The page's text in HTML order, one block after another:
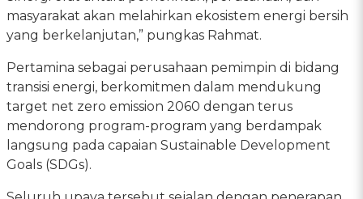
masyarakat akan melahirkan ekosistem energi bersih
yang berkelanjutan,” pungkas Rahmat.
Pertamina sebagai perusahaan pemimpin di bidang
transisi energi, berkomitmen dalam mendukung
target net zero emission 2060 dengan terus
mendorong program-program yang berdampak
langsung pada capaian Sustainable Development
Goals (SDGs).